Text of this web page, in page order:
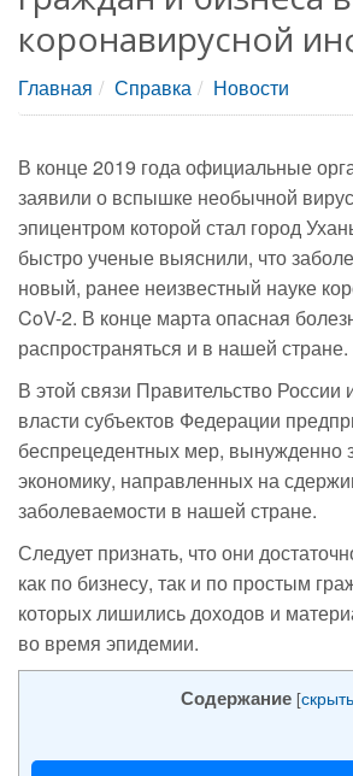
коронавирусной
Главная Справка Новости
В конце 2019 года официальные
заявили о вспышке необычной
эпицентром которой стал город
быстро ученые выяснили, что
новый, ранее неизвестный науке
CoV-2. В конце марта опасная
распространяться и в нашей стране.
В этой связи Правительство России
власти субъектов Федерации
беспрецедентных мер, вынужденно
экономику, направленных на
заболеваемости в нашей стране.
Следует признать, что они
как по бизнесу, так и по простым
которых лишились доходов и
во время эпидемии.
Содержание [скрыть